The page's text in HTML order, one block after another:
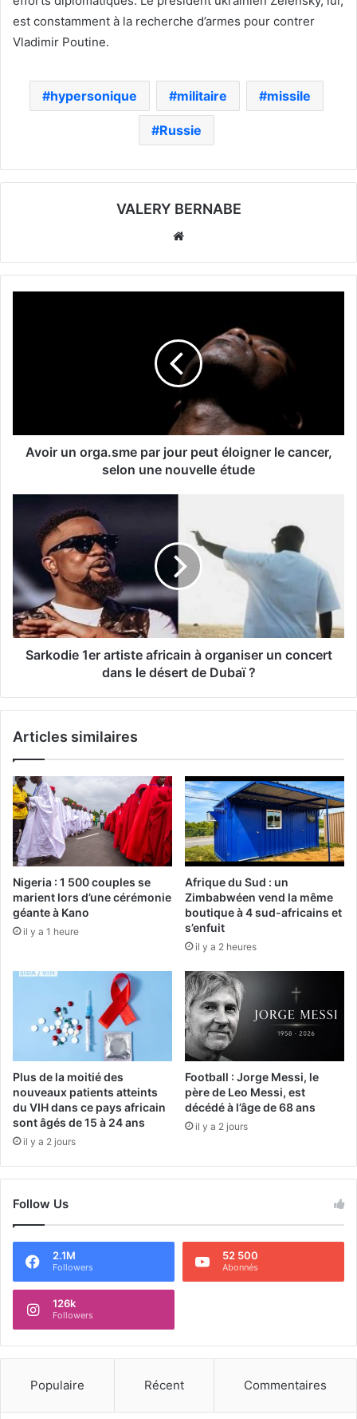
est constamment à la recherche d’armes pour contrer
Vladimir Poutine.
hypersonique militaire missile
Russie
VALERY BERNABE
Avoir un orga.sme par jour peut éloigner le cancer,
selon une nouvelle étude
Sarkodie 1er artiste africain à organiser un concert
dans le désert de Dubaï ?
Articles similaires
Nigeria : 1 500 couples se
marient lors d’une cérémonie
géante à Kano
il y a 1 heure
Afrique du Sud : un
Zimbabwéen vend la même
boutique à 4 sud-africains et
s’enfuit
il y a 2 heures
Plus de la moitié des
nouveaux patients atteints
du VIH dans ce pays africain
sont âgés de 15 à 24 ans
il y a 2 jours
Football : Jorge Messi, le
père de Leo Messi, est
décédé à l’âge de 68 ans
il y a 2 jours
Follow Us
2.1M
Followers
52 500
Abonnés
126k
Followers
Populaire Récent Commentaires